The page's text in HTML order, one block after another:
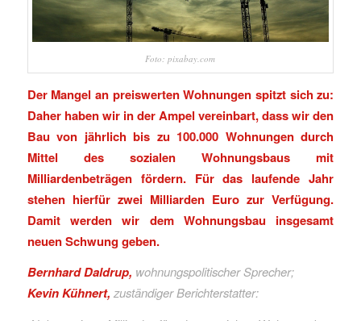
Foto: pixabay.com
Der Mangel an preiswerten Wohnungen spitzt sich zu:
Daher haben wir in der Ampel vereinbart, dass wir den
Bau von jährlich bis zu 100.000 Wohnungen durch
Mittel des sozialen Wohnungsbaus mit
Milliardenbeträgen fördern. Für das laufende Jahr
stehen hierfür zwei Milliarden Euro zur Verfügung.
Damit werden wir dem Wohnungsbau insgesamt
neuen Schwung geben.
Bernhard Daldrup, wohnungspolitischer Sprecher;
Kevin Kühnert, zuständiger Berichterstatter: